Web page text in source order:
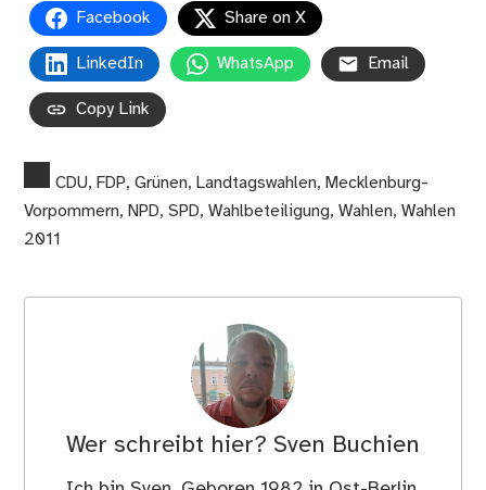
Facebook Share on X
LinkedIn WhatsApp Email
Copy Link
CDU, FDP,Grünen, Landtagswahlen, Mecklenburg-
Vorpommern, NPD,SPD,Wahlbeteiligung,Wahlen,Wahlen
2011
Wer schreibt hier? Sven Buchien